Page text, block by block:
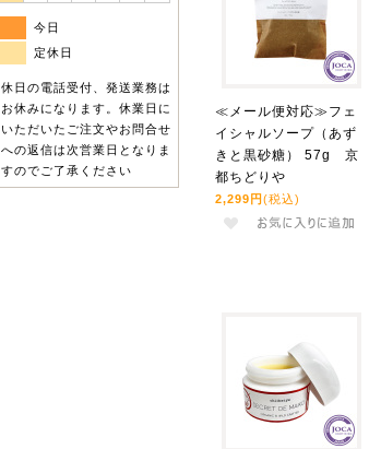
今日
定休日
休日の電話受付、発送業務は
お休みになります。休業日に
いただいたご注文やお問合せ
への返信は次営業日となりま
すのでご了承ください
≪メール便対応≫フェ
イシャルソープ（あず
きと黒砂糖） 57g 京
都ちどりや
2,299円 (税込)